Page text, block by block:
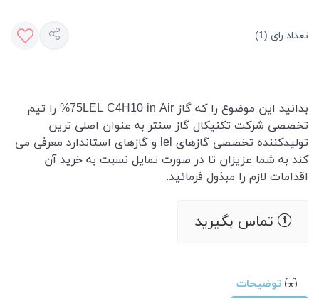
تعداد رای (1)
بدانید این موضوع را که گاز 75LEL C4H10 in Air% را تیم
تخصصی شرکت تکنیکال گاز سنتر به عنوان اصلی ترین
تولیدکننده تخصصی گازهای lel و گازهای استاندارد معرفی می
کند به شما عزیزان تا در صورت تمایل نسبت به خرید آن
اقدامات لازم را مبذول فرمائید.
تماس بگیرید
توضیحات